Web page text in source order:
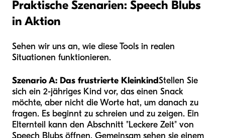
Praktische Szenarien: Speech Blubs
in Aktion
Sehen wir uns an, wie diese Tools in realen
Situationen funktionieren.
Szenario A: Das frustrierte KleinkindStellen Sie
sich ein 2-jähriges Kind vor, das einen Snack
möchte, aber nicht die Worte hat, um danach zu
fragen. Es beginnt zu schreien und zu zeigen. Ein
Elternteil kann den Abschnitt "Leckere Zeit" von
Speech Blubs öffnen. Gemeinsam sehen sie einem